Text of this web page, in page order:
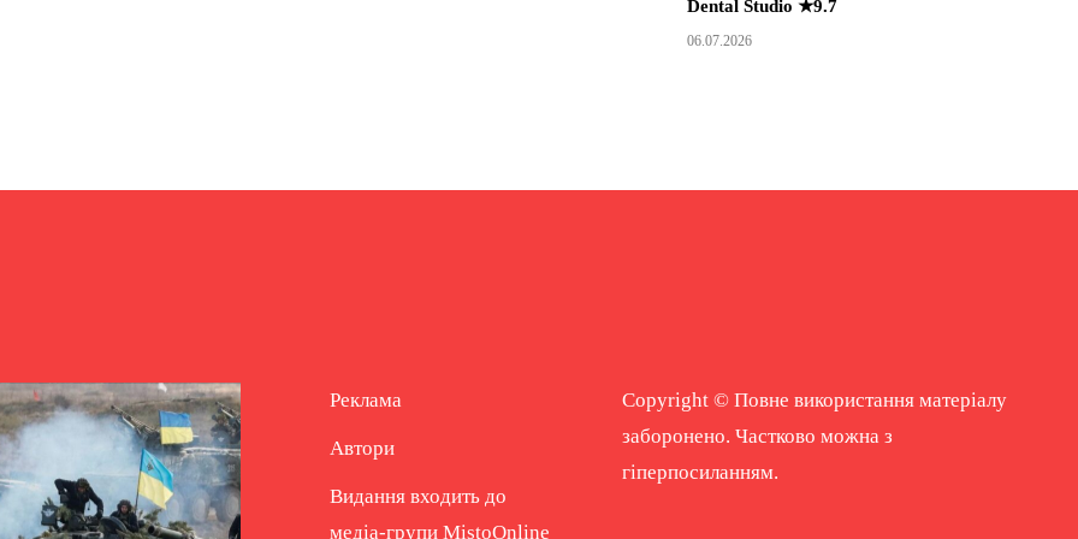
Dental Studio ★9.7
06.07.2026
Реклама
Автори
Видання входить до
медіа-групи MistoOnline
Copyright © Повне використання матеріалу
заборонено. Частково можна з
гіперпосиланням.